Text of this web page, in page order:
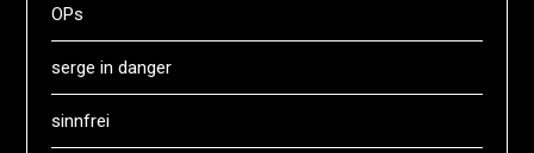
OPs
serge in danger
sinnfrei